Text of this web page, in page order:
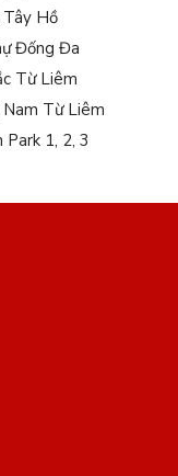
Hồ
Đống Đa
Từ Liêm
Từ Liêm
Park 1, 2, 3